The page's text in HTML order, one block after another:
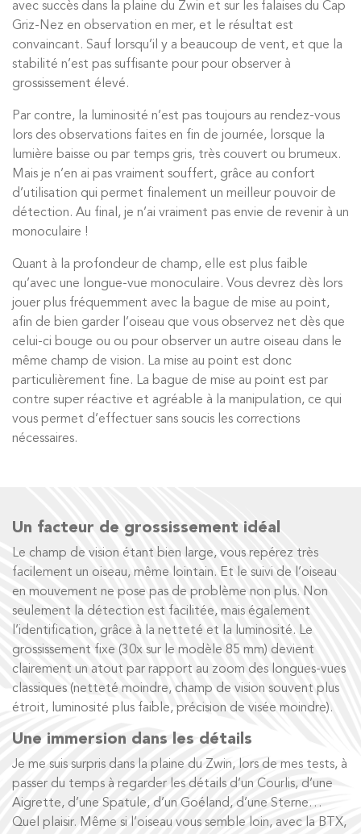
avec succès dans la plaine du Zwin et sur les falaises du Cap
Griz-Nez en observation en mer, et le résultat est
convaincant. Sauf lorsqu’il y a beaucoup de vent, et que la
stabilité n’est pas suffisante pour pour observer à
grossissement élevé.
Par contre, la luminosité n’est pas toujours au rendez-vous
lors des observations faites en fin de journée, lorsque la
lumière baisse ou par temps gris, très couvert ou brumeux.
Mais je n’en ai pas vraiment souffert, grâce au confort
d’utilisation qui permet finalement un meilleur pouvoir de
détection. Au final, je n’ai vraiment pas envie de revenir à un
monoculaire !
Quant à la profondeur de champ, elle est plus faible
qu’avec une longue-vue monoculaire. Vous devrez dès lors
jouer plus fréquemment avec la bague de mise au point,
afin de bien garder l’oiseau que vous observez net dès que
celui-ci bouge ou ou pour observer un autre oiseau dans le
même champ de vision. La mise au point est donc
particulièrement fine. La bague de mise au point est par
contre super réactive et agréable à la manipulation, ce qui
vous permet d’effectuer sans soucis les corrections
nécessaires.
Un facteur de grossissement idéal
Le champ de vision étant bien large, vous repérez très
facilement un oiseau, même lointain. Et le suivi de l’oiseau
en mouvement ne pose pas de problème non plus. Non
seulement la détection est facilitée, mais également
l’identification, grâce à la netteté et la luminosité. Le
grossissement fixe (30x sur le modèle 85 mm) devient
clairement un atout par rapport au zoom des longues-vues
classiques (netteté moindre, champ de vision souvent plus
étroit, luminosité plus faible, précision de visée moindre).
Une immersion dans les détails
Je me suis surpris dans la plaine du Zwin, lors de mes tests, à
passer du temps à regarder les détails d’un Courlis, d’une
Aigrette, d’une Spatule, d’un Goéland, d’une Sterne…
Quel plaisir. Même si l’oiseau vous semble loin, avec la BTX,